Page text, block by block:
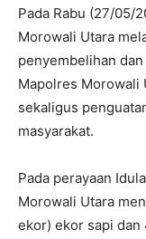
Pada Rabu (27/05/
Morowali Utara
penyembelihan
Mapolres Morowali
sekaligus
masyarakat.
Pada perayaan
Morowali Utara
ekor) ekor sapi dan